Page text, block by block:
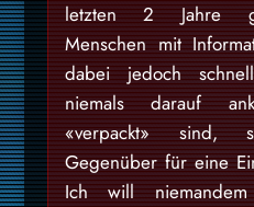
letzten 2 Jahre
Menschen mit
dabei jedoch
niemals darauf
«verpackt» sind,
Gegenüber für eine
Ich will